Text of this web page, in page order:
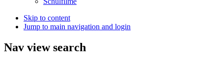
Skip to content
Jump to main navigation and login
Nav view search